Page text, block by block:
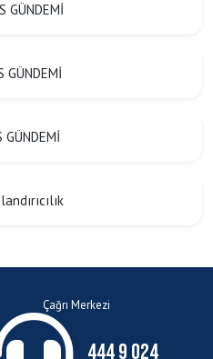
GÜNDEMİ
GÜNDEMİ
Çağrı Merkezi
444 9 024